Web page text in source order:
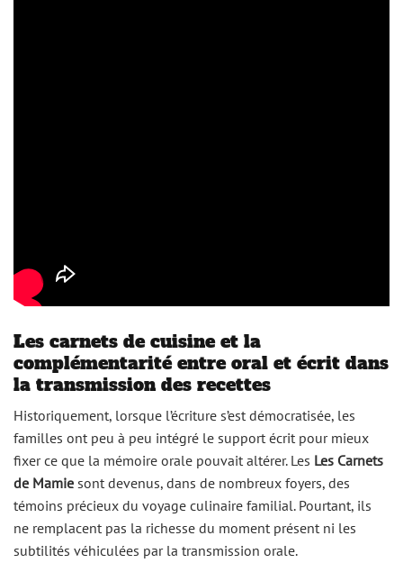
Les carnets de cuisine et la
complémentarité entre oral et écrit dans
la transmission des recettes
Historiquement, lorsque l’écriture s’est démocratisée, les
familles ont peu à peu intégré le support écrit pour mieux
fixer ce que la mémoire orale pouvait altérer. Les Les Carnets
de Mamie sont devenus, dans de nombreux foyers, des
témoins précieux du voyage culinaire familial. Pourtant, ils
ne remplacent pas la richesse du moment présent ni les
subtilités véhiculées par la transmission orale.